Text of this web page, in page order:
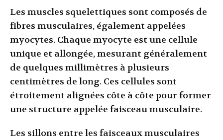
Les muscles squelettiques sont composés de
fibres musculaires, également appelées
myocytes. Chaque myocyte est une cellule
unique et allongée, mesurant généralement
de quelques millimètres à plusieurs
centimètres de long. Ces cellules sont
étroitement alignées côte à côte pour former
une structure appelée faisceau musculaire.
Les sillons entre les faisceaux musculaires